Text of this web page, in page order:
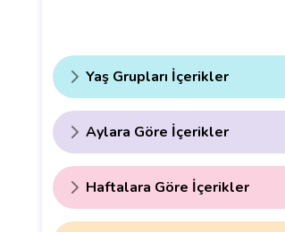
Yaş Grupları İçerikler
Aylara Göre İçerikler
Haftalara Göre İçerikler